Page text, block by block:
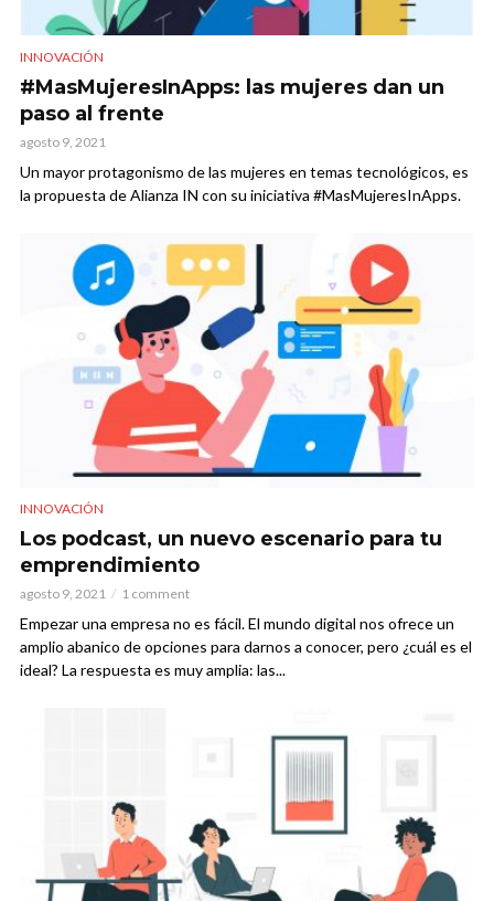
INNOVACIÓN
#MasMujeresInApps: las mujeres dan un
paso al frente
agosto 9, 2021
Un mayor protagonismo de las mujeres en temas tecnológicos, es
la propuesta de Alianza IN con su iniciativa #MasMujeresInApps.
INNOVACIÓN
Los podcast, un nuevo escenario para tu
emprendimiento
agosto 9, 2021 1 comment
Empezar una empresa no es fácil. El mundo digital nos ofrece un
amplio abanico de opciones para darnos a conocer, pero ¿cuál es el
ideal? La respuesta es muy amplia: las...